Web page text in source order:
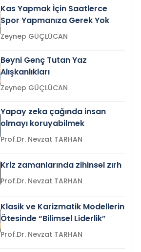
Kas Yapmak İçin Saatlerce
Spor Yapmanıza Gerek Yok
Zeynep GÜÇLÜCAN
Beyni Genç Tutan Yaz
Alışkanlıkları
Zeynep GÜÇLÜCAN
Yapay zeka çağında insan
olmayı koruyabilmek
Prof.Dr. Nevzat TARHAN
Kriz zamanlarında zihinsel zırh
Prof.Dr. Nevzat TARHAN
Klasik ve Karizmatik Modellerin
Ötesinde “Bilimsel Liderlik”
Prof.Dr. Nevzat TARHAN